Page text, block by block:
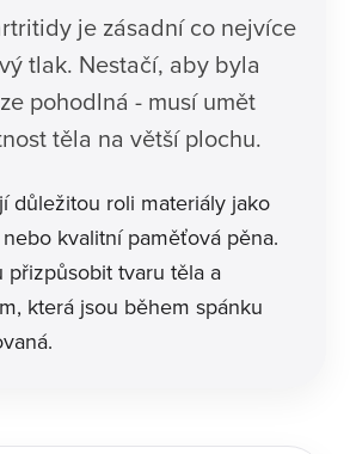
je zásadní co nejvíce
tlak. Nestačí, aby byla
pohodlná - musí umět
těla na větší plochu.
důležitou roli materiály jako
kvalitní paměťová pěna.
přizpůsobit tvaru těla a
která jsou během spánku